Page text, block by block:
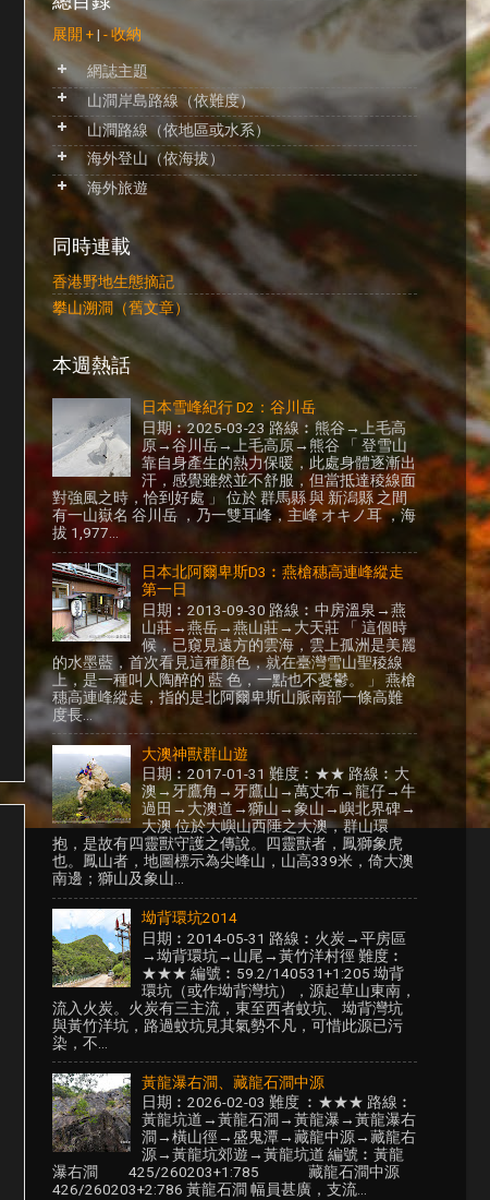
展開 +| - 收納
網誌主題
山澗岸島路線（依難度）
山澗路線（依地區或水系）
海外登山（依海拔）
海外旅遊
同時連載
香港野地生態摘記
攀山溯澗（舊文章）
本週熱話
日本雪峰紀行 D2：谷川岳
日期︰2025-03-23 路線︰熊谷→上毛高
原→谷川岳→上毛高原→熊谷 「 登雪山
靠自身產生的熱力保暖，此處身體逐漸出
汗，感覺雖然並不舒服，但當抵達稜線面
對強風之時，恰到好處 」 位於 群馬縣 與 新潟縣 之間
有一山嶽名 谷川岳 ，乃一雙耳峰，主峰 オキノ耳 ，海
拔 1,977...
日本北阿爾卑斯D3︰燕槍穗高連峰縱走
第一日
日期︰2013-09-30 路線︰中房溫泉→燕
山莊→燕岳→燕山莊→大天莊 「 這個時
候，已窺見遠方的雲海，雲上孤洲是美麗
的水墨藍，首次看見這種顏色，就在臺灣雪山聖稜線
上，是一種叫人陶醉的 藍 色，一點也不憂鬱。 」 燕槍
穗高連峰縱走，指的是北阿爾卑斯山脈南部一條高難
度長...
大澳神獸群山遊
日期︰2017-01-31 難度︰★★ 路線︰大
澳→牙鷹角→牙鷹山→萬丈布→龍仔→牛
過田→大澳道→獅山→象山→嶼北界碑→
大澳 位於大嶼山西陲之大澳，群山環
抱，是故有四靈獸守護之傳說。四靈獸者，鳳獅象虎
也。鳳山者，地圖標示為尖峰山，山高339米，倚大澳
南邊；獅山及象山...
坳背環坑2014
日期︰2014-05-31 路線︰火炭→平房區
→坳背環坑→山尾→黃竹洋村徑 難度︰
★★★ 編號︰59.2/140531+1:205 坳背
環坑（或作坳背灣坑），源起草山東南，
流入火炭。火炭有三主流，東至西者蚊坑、坳背灣坑
與黃竹洋坑，路過蚊坑見其氣勢不凡，可惜此源已污
染，不...
黃龍瀑右澗、藏龍石澗中源
日期︰2026-02-03 難度 ︰★★★ 路線︰
黃龍坑道→黃龍石澗→黃龍瀑→黃龍瀑右
澗→橫山徑→盛鬼潭→藏龍中源→藏龍右
源→黃龍坑郊遊→黃龍坑道 編號︰黃龍
瀑右澗 425/260203+1:785 藏龍石澗中源
426/260203+2:786 黃龍石澗 幅員甚廣，支流...